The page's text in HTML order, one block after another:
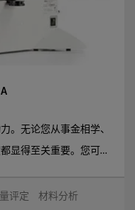
。无论您从事金相学、
显得至关重要。您可根
以及直观易用的软件集
评定 材料分析